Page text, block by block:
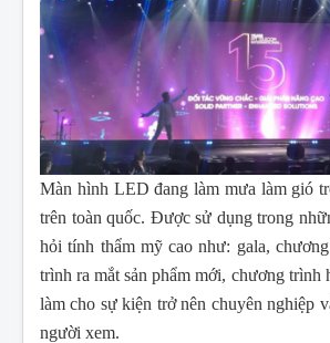
Màn hình LED đang làm mưa làm gió
trên toàn quốc. Được sử dụng trong
hỏi tính thẩm mỹ cao như: gala,
trình ra mắt sản phẩm mới, chương
làm cho sự kiện trở nên chuyên nghiệp
người xem.